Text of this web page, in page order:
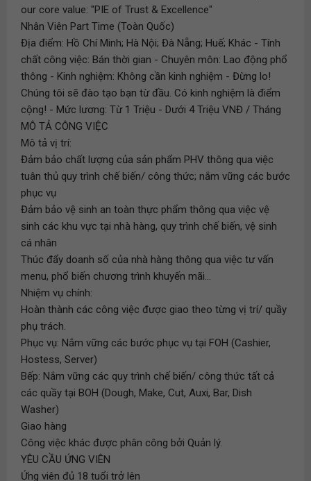
our core value: "PIE of Trust & Excellence"
Nhân Viên Part Time (Toàn Quốc)
Địa điểm: Hồ Chí Minh; Hà Nội; Đà Nẵng; Huế; Khác - Tính
chất công việc: Bán thời gian - Chuyên môn: Lao động phổ
thông - Kinh nghiệm: Không cần kinh nghiệm - Đừng lo!
Chúng tôi sẽ đào tạo bạn từ đầu. Có kinh nghiệm là điểm
cộng! - Mức lương: Từ 1 Triệu - Dưới 4 Triệu VNĐ / Tháng
MÔ TẢ CÔNG VIỆC
Mô tả vị trí:
Đảm bảo chất lượng của sản phẩm PHV thông qua việc
tuân thủ quy trình chế biến/ công thức; nắm vững các bước
phục vụ
Đảm bảo vệ sinh an toàn thực phẩm thông qua việc vệ
sinh các khu vực tại nhà hàng, quy trình chế biến, vệ sinh
cá nhân
Thúc đẩy doanh số của nhà hàng thông qua việc tư vấn
menu, phổ biến chương trình khuyến mãi...
Nhiệm vụ chính:
Hoàn thành các công việc được giao theo từng vị trí/ quầy
phụ trách.
Phục vụ: Nắm vững các bước phục vụ tại FOH (Cashier,
Hostess, Server)
Bếp: Nắm vững các quy trình chế biến/ công thức tất cả
các quầy tại BOH (Dough, Make, Cut, Auxi, Bar, Dish
Washer)
Giao hàng
Công việc khác được phân công bởi Quản lý.
YÊU CẦU ỨNG VIÊN
Ứng viên đủ 18 tuổi trở lên